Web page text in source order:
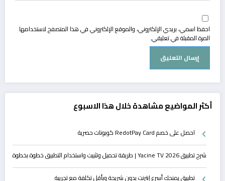
احفظ اسمي، بريدي الإلكتروني، والموقع الإلكتروني في هذا المتصفح لاستخدامها
المرة المقبلة في تعليقي.
أكثر المواضيع مشاهدة خلال هذا الاسبوع
احصل على خصم RedotPay Card كوبونات حصرية
شرح تطبيق Yacine TV 2026 | طريقة تحميل وتثبيت واستخدام التطبيق خطوة بخطوة
تطبيق يمنحك أسرع إنترنت بدون شريحة وبأقل تكلفة مع تجريبة